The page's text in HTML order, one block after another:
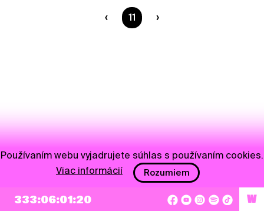
Ste na strane
11
333:06:01:20 W
Používaním webu vyjadrujete súhlas s používaním cookies.
Viac informácií
Rozumiem